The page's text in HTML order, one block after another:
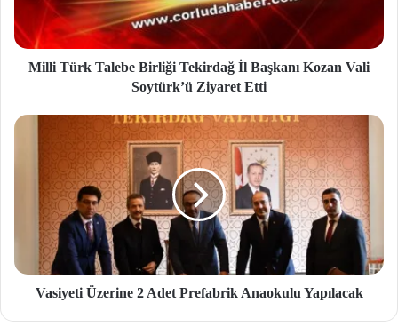
Milli Türk Talebe Birliği Tekirdağ İl Başkanı Kozan Vali
Soytürk’ü Ziyaret Etti
Vasiyeti Üzerine 2 Adet Prefabrik Anaokulu Yapılacak